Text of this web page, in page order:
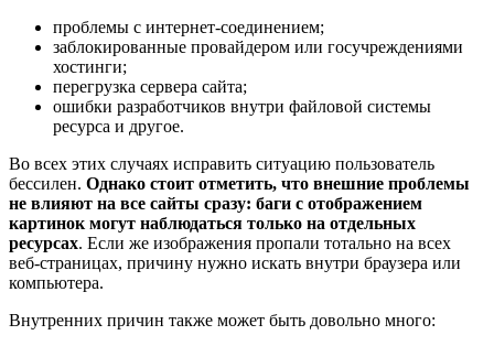
проблемы с интернет-соединением;
заблокированные провайдером или госучреждениями
хостинги;
перегрузка сервера сайта;
ошибки разработчиков внутри файловой системы
ресурса и другое.
Во всех этих случаях исправить ситуацию пользователь
бессилен. Однако стоит отметить, что внешние проблемы
не влияют на все сайты сразу: баги с отображением
картинок могут наблюдаться только на отдельных
ресурсах. Если же изображения пропали тотально на всех
веб-страницах, причину нужно искать внутри браузера или
компьютера.
Внутренних причин также может быть довольно много: